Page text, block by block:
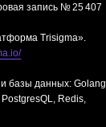
запись № 25 407
Trisigma».
базы данных: Golang,
Redis,